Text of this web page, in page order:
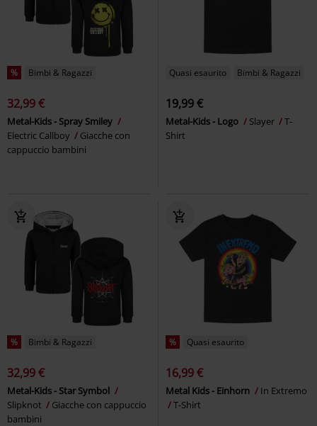
% Bimbi & Ragazzi
32,99 €
Metal-Kids - Spray Smiley
Electric Callboy
Giacche con
cappuccio bambini
Quasi esaurito Bimbi & Ragazzi
19,99 €
Metal-Kids - Logo Slayer
T-
Shirt
% Bimbi & Ragazzi
32,99 €
Metal-Kids - Star Symbol
Slipknot
Giacche con cappuccio
bambini
% Quasi esaurito
16,99 €
Metal Kids - Einhorn
In Extremo
T-Shirt